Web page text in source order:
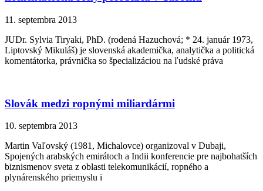
11. septembra 2013
JUDr. Sylvia Tiryaki, PhD. (rodená Hazuchová; * 24. január 1973,
Liptovský Mikuláš) je slovenská akademička, analytička a politická
komentátorka, právnička so špecializáciou na ľudské práva
Slovák medzi ropnými miliardármi
10. septembra 2013
Martin Vaľovský (1981, Michalovce) organizoval v Dubaji,
Spojených arabských emirátoch a Indii konferencie pre najbohatších
biznismenov sveta z oblasti telekomunikácií, ropného a
plynárenského priemyslu i